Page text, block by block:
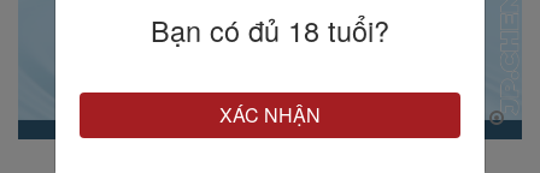
Bạn có đủ 18 tuổi?
XÁC NHẬN